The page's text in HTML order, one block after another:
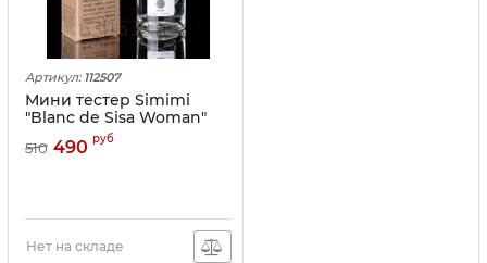
Артикул: 112507
Мини тестер Simimi
"Blanc de Sisa Woman"
(ОАЭ) 67 ml
510 490 руб
Нет на складе